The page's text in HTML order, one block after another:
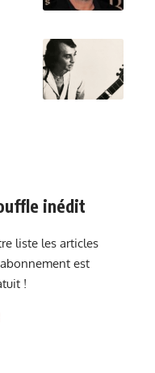
inédit
liste les articles
est
!